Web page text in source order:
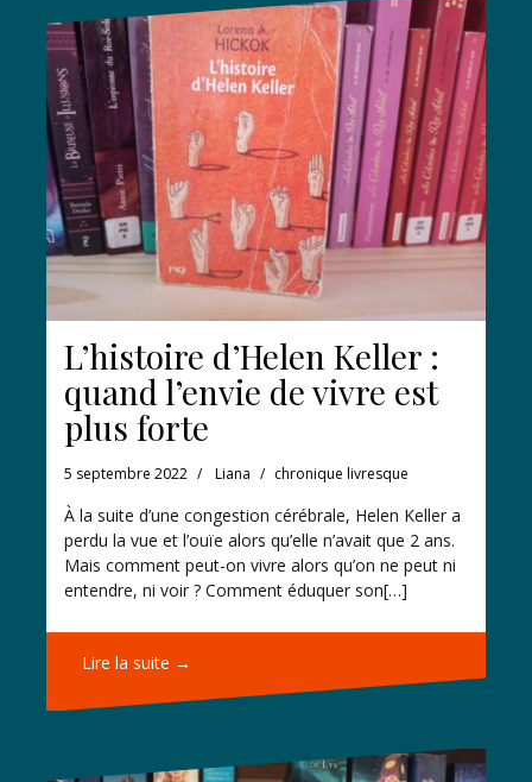
L’histoire d’Helen Keller :
quand l’envie de vivre est
plus forte
5 septembre 2022 Liana chronique livresque
À la suite d’une congestion cérébrale, Helen Keller a
perdu la vue et l’ouïe alors qu’elle n’avait que 2 ans.
Mais comment peut-on vivre alors qu’on ne peut ni
entendre, ni voir ? Comment éduquer son[…]
Lire la suite →